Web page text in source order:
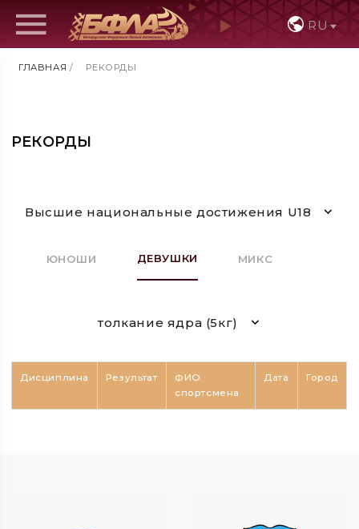
RU
ГЛАВНАЯ / РЕКОРДЫ
РЕКОРДЫ
Высшие национальные достижения U18
ЮНОШИ ДЕВУШКИ МИКС
толкание ядра (5кг)
Дисциплина Результат
ФИО
спортсмена
Дата Город